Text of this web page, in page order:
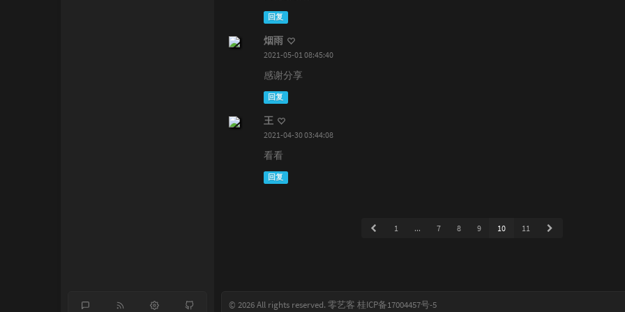
回复
烟雨
2021-05-01 08:45:40
感谢分享
回复
王
2021-04-30 03:44:08
看看
回复
1 ... 7 8 9 10 11
© 2026 All rights reserved. 零艺客 桂ICP备17004457号-5